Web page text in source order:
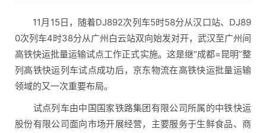
11月15日，随着DJ892次列车5时58分从汉口站、DJ89
0次列车4时38分从广州白云站双向始发对开，武汉至广州间
高铁快运批量运输试点工作正式实施。这是继“成都=昆明”整
列高铁快运列车试点成功后，京东物流在高铁快运批量运输
领域的又一次重要布局。
试点列车由中国国家铁路集团有限公司所属的中铁快运
股份有限公司面向市场开展经营，主要服务于生鲜食品、商